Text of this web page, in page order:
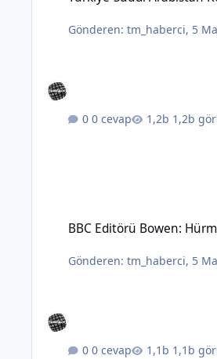
Gönderen:tm_haberci, 5
0 cevap 1,2b
BBC Editörü Bowen:
Gönderen:tm_haberci, 5
0 cevap 1,1b